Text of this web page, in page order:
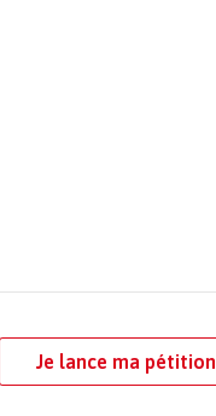
Je lance ma pétition